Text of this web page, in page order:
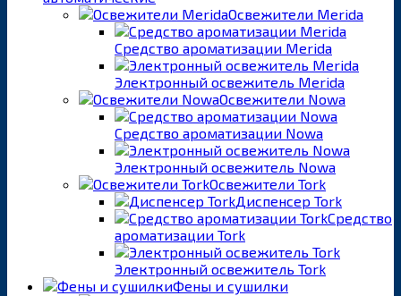
Освежители Merida
Средство ароматизации Merida
Электронный освежитель Merida
Освежители Nowa
Средство ароматизации Nowa
Электронный освежитель Nowa
Освежители Tork
Диспенсер Tork
Средство
ароматизации Tork
Электронный освежитель Tork
Фены и сушилки